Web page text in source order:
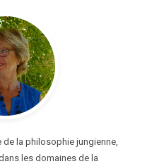
la philosophie jungienne,
les domaines de la